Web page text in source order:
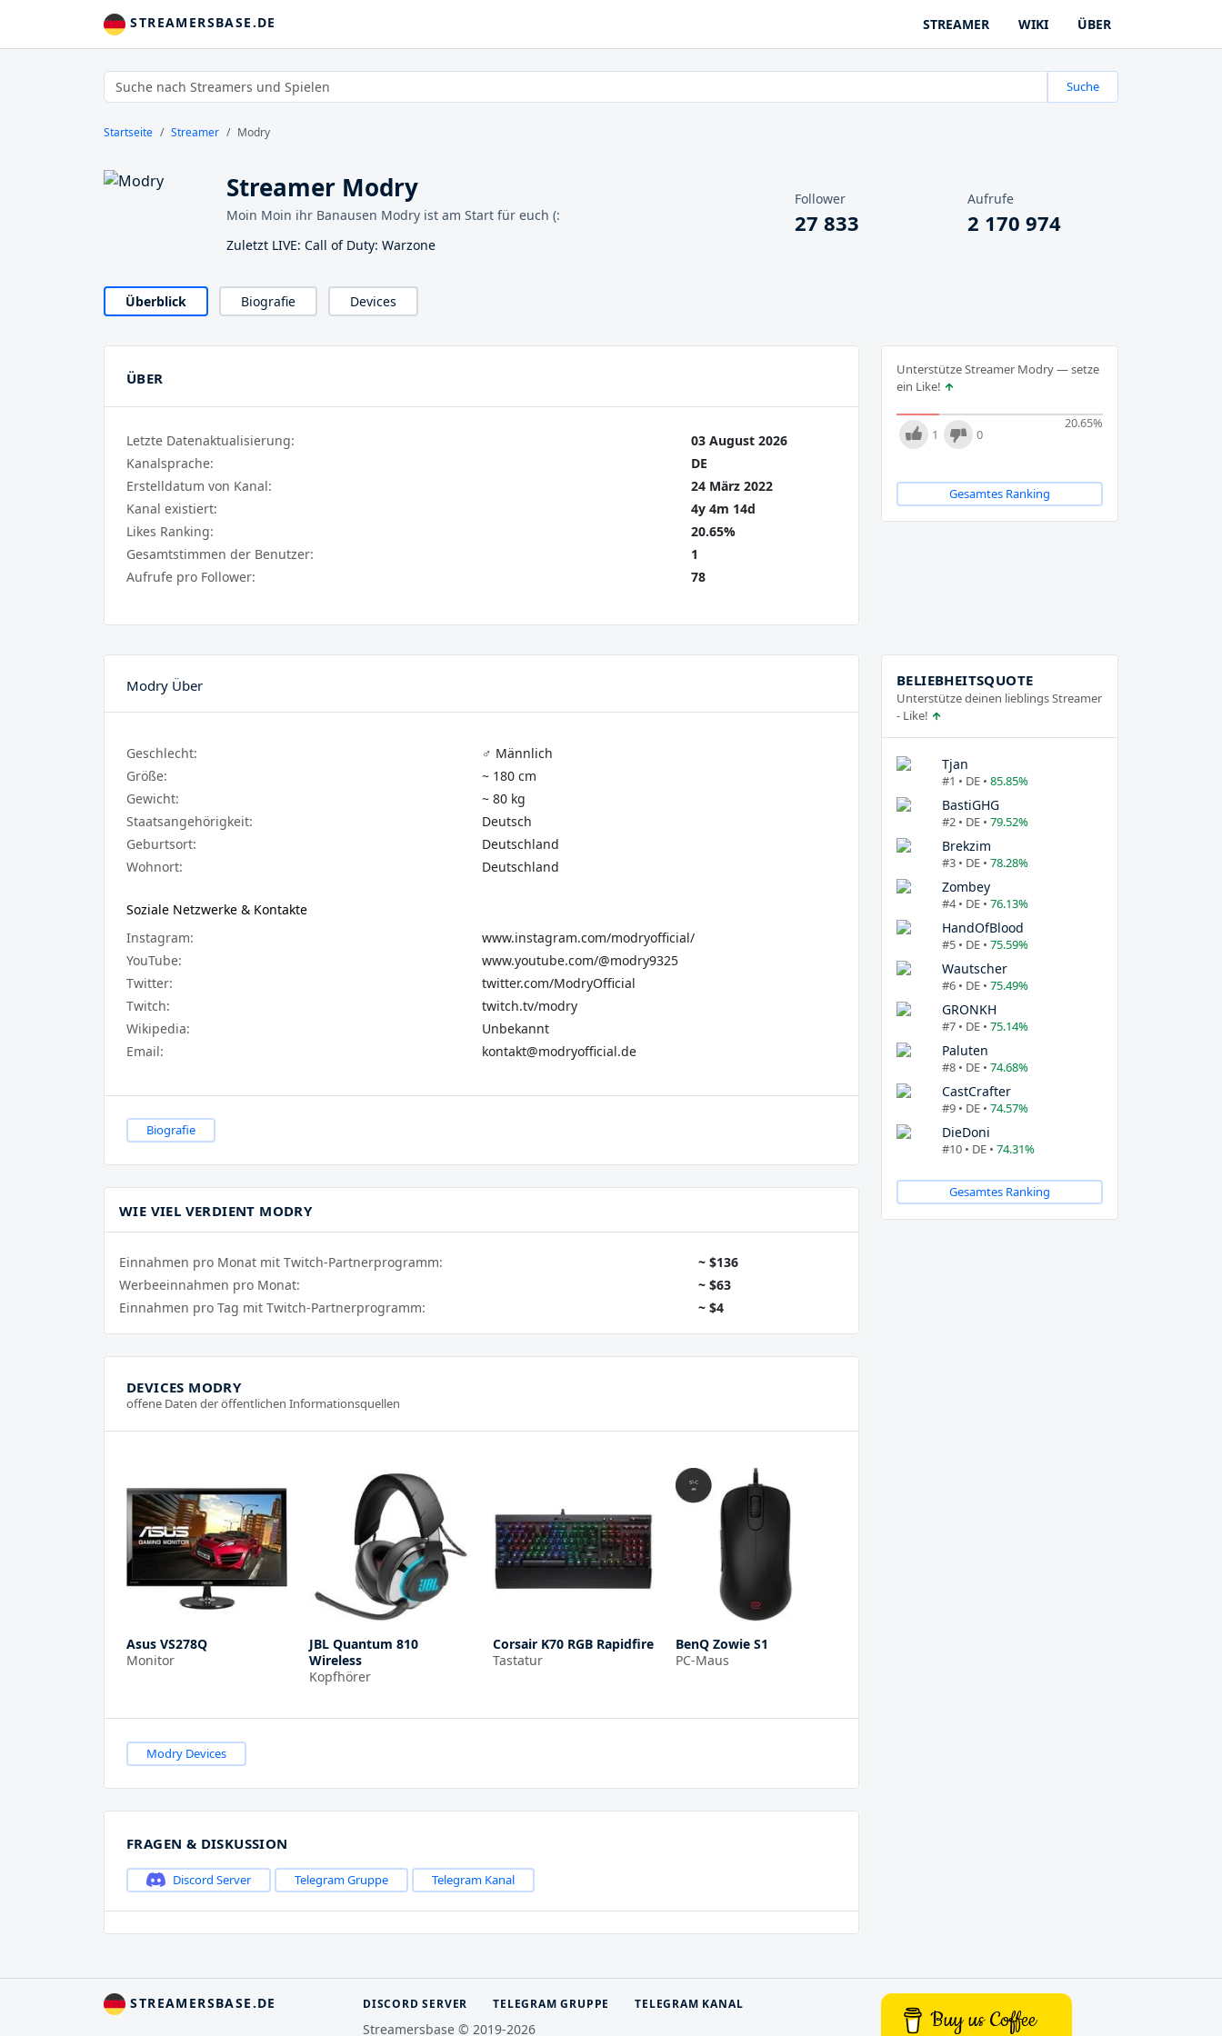
STREAMERSBASE.DE STREAMER WIKI ÜBER
Suche
Startseite Streamer Modry
Streamer Modry
Moin Moin ihr Banausen Modry ist am Start für euch (:
Zuletzt LIVE: Call of Duty: Warzone
Follower
27 833
Aufrufe
2 170 974
Überblick Biografie Devices
Unterstütze Streamer Modry — setze
ein Like!
20.65%
1 0
Gesamtes Ranking
ÜBER
Letzte Datenaktualisierung:
03 August 2026
Kanalsprache:
DE
Erstelldatum von Kanal:
24 März 2022
Kanal existiert:
4y 4m 14d
Likes Ranking:
20.65%
Gesamtstimmen der Benutzer:
1
Aufrufe pro Follower:
78
Modry Über
Geschlecht:
♂️ Männlich
Größe:
~ 180 cm
Gewicht:
~ 80 kg
Staatsangehörigkeit:
Deutsch
Geburtsort:
Deutschland
Wohnort:
Deutschland
Soziale Netzwerke & Kontakte
Instagram:
www.instagram.com/modryofficial/
YouTube:
www.youtube.com/@modry9325
Twitter:
twitter.com/ModryOfficial
Twitch:
twitch.tv/modry
Wikipedia:
Unbekannt
Email:
kontakt@modryofficial.de
Biografie
WIE VIEL VERDIENT MODRY
Einnahmen pro Monat mit Twitch-Partnerprogramm:
~ $136
Werbeeinnahmen pro Monat:
~ $63
Einnahmen pro Tag mit Twitch-Partnerprogramm:
~ $4
DEVICES MODRY
offene Daten der öffentlichen Informationsquellen
Asus VS278Q
Monitor
JBL Quantum 810
Wireless
Kopfhörer
Corsair K70 RGB Rapidfire
Tastatur
BenQ Zowie S1
PC-Maus
Modry Devices
FRAGEN & DISKUSSION
Discord Server Telegram Gruppe Telegram Kanal
BELIEBHEITSQUOTE
Unterstütze deinen lieblings Streamer
- Like!
Tjan
#1 • DE • 85.85%
BastiGHG
#2 • DE • 79.52%
Brekzim
#3 • DE • 78.28%
Zombey
#4 • DE • 76.13%
HandOfBlood
#5 • DE • 75.59%
Wautscher
#6 • DE • 75.49%
GRONKH
#7 • DE • 75.14%
Paluten
#8 • DE • 74.68%
CastCrafter
#9 • DE • 74.57%
DieDoni
#10 • DE • 74.31%
Gesamtes Ranking
STREAMERSBASE.DE DISCORD SERVER TELEGRAM GRUPPE TELEGRAM KANAL
Streamersbase © 2019-2026 Buy us Coffee